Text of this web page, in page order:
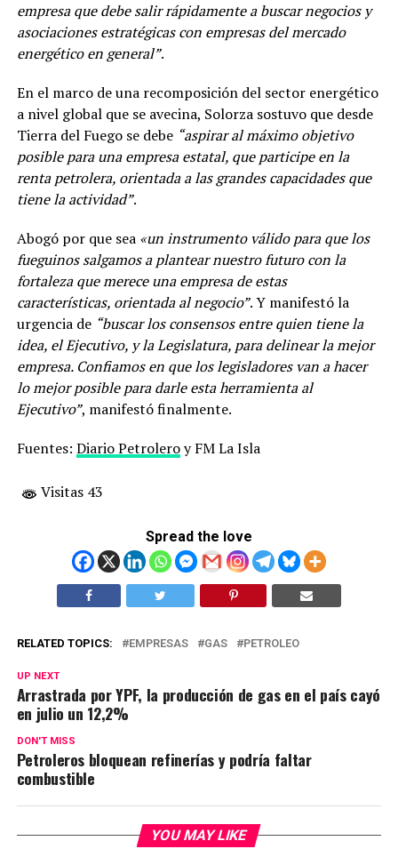
empresa que debe salir rápidamente a buscar negocios y
asociaciones estratégicas con empresas del mercado
energético en general”.
En el marco de una recomposición del sector energético
a nivel global que se avecina, Solorza sostuvo que desde
Tierra del Fuego se debe “aspirar al máximo objetivo
posible para una empresa estatal, que participe en la
renta petrolera, orientada a las grandes capacidades que
tiene la actividad”.
Abogó por que sea «un instrumento válido para que los
fueguinos salgamos a plantear nuestro futuro con la
fortaleza que merece una empresa de estas
características, orientada al negocio”. Y manifestó la
urgencia de “buscar los consensos entre quien tiene la
idea, el Ejecutivo, y la Legislatura, para delinear la mejor
empresa. Confiamos en que los legisladores van a hacer
lo mejor posible para darle esta herramienta al
Ejecutivo”, manifestó finalmente.
Fuentes: Diario Petroleroy FM La Isla
Visitas 43
Spread the love
RELATED TOPICS: EMPRESAS GAS PETROLEO
UP NEXT
Arrastrada por YPF, la producción de gas en el país cayó
en julio un 12,2%
DON'T MISS
Petroleros bloquean refinerías y podría faltar
combustible
YOU MAY LIKE